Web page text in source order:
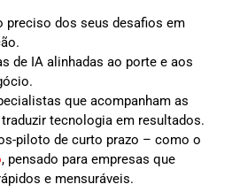
preciso dos seus desafios em
de IA alinhadas ao porte e aos
que acompanham as
tecnologia em resultados.
piloto de curto prazo – como o
, pensado para empresas que
e mensuráveis.